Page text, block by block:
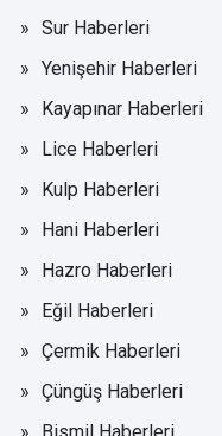
Sur Haberleri
Yenişehir Haberleri
Kayapınar Haberleri
Lice Haberleri
Kulp Haberleri
Hani Haberleri
Hazro Haberleri
Eğil Haberleri
Çermik Haberleri
Çüngüş Haberleri
Bismil Haberleri